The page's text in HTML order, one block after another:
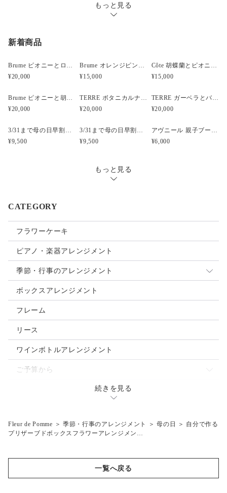
ピンセットもあればやりやすい場合があります
もっと見る
新着商品
Brume ピオニーとローズと胡蝶蘭のウェディングブーケ
¥20,000
Brume オレンジピンクのフープブーケ
¥15,000
Côte 胡蝶蘭とピオニーのキャスケードブーケ｜ピンク×ホワイト
¥15,000
Brume ピオニーと胡蝶蘭のウェディングブーケ
¥20,000
TERRE ボタニカルナチュラルクラッチウェディングブーケ
¥20,000
TERRE ガーベラとバンクシアのナチュラルクラッチブーケ
¥20,000
3/31まで母の日早割・5束限定 ピオニーのアーティフィシャルフラワーブーケ Merci Élégantメルシーエレガン
¥9,500
3/31まで母の日早割・5束限定 ローズのアーティフィシャルフラワーブーケ Bonheur Rosé（ボヌール・ロゼ）
¥9,500
アヴニール 親子ブーケ風ガラスボトル アーティフィシャルフラワー
¥6,000
もっと見る
CATEGORY
フラワーケーキ
ピアノ・楽器アレンジメント
季節・行事のアレンジメント
母の日
クリスマス
お正月
ご入学・ご卒業
お誕生日
ハロウィン
ボックスアレンジメント
フレーム
リース
ワインボトルアレンジメント
ご予算から
～7,000円
続きを見る
Fleur de Pomme ＞ 季節・行事のアレンジメント ＞母の日 ＞ 自分で作る
プリザーブドボックスフラワーアレンジメン…
一覧へ戻る